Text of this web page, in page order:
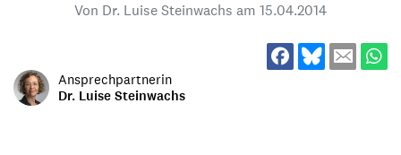
Von Dr. Luise Steinwachs am 15.04.2014
Ansprechpartnerin
Dr. Luise Steinwachs